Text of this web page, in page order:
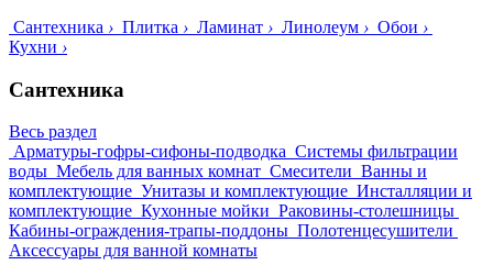
Сантехника › Плитка › Ламинат › Линолеум › Обои ›
Кухни ›
Сантехника
Весь раздел
Арматуры-гофры-сифоны-подводка Системы фильтрации
воды Мебель для ванных комнат Смесители Ванны и
комплектующие Унитазы и комплектующие Инсталляции и
комплектующие Кухонные мойки Раковины-столешницы
Кабины-ограждения-трапы-поддоны Полотенцесушители
Аксессуары для ванной комнаты